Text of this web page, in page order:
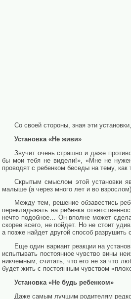
Со своей стороны, зная эти
Установка «Не живи»
Звучит очень страшно и даже
бы мои тебя не видели!», «Мне не
проводят с ребенком беседы на тему, как
Скрытым смыслом этой установки
малыше (а через много лет и во
Между тем, решение обзавестись
перекладывать на ребенка
нечто подобное… Он вполне может
скорее всего, не пойдет. Но не стоит
а позже найдет другой способ разрушить
Еще один вариант реакции на
испытывать постоянное чувство вины
никчемным, считать, что его не за что
будет жить с постоянным чувством
Установка «Не будь ребенком»
Даже самым лучшим родителям